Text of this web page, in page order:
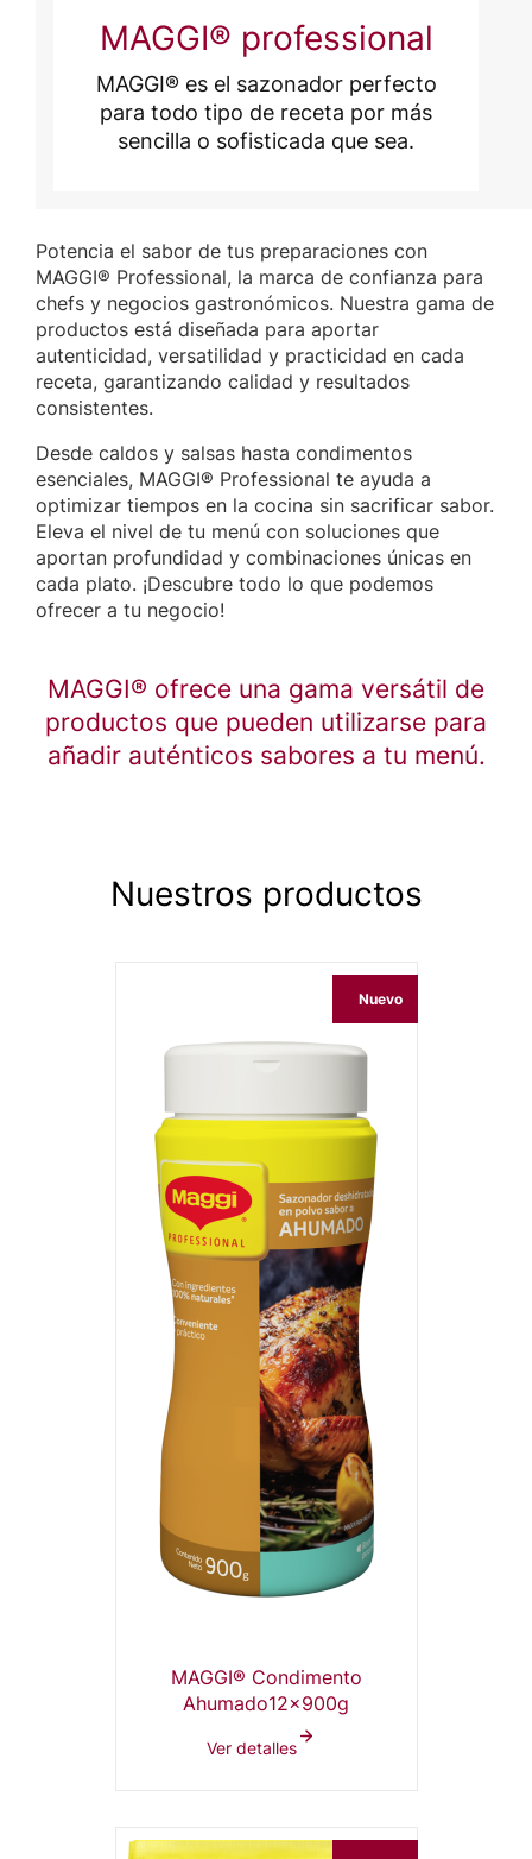
MAGGI® professional
MAGGI® es el sazonador perfecto
para todo tipo de receta por más
sencilla o sofisticada que sea.
Potencia el sabor de tus preparaciones con
MAGGI® Professional, la marca de confianza para
chefs y negocios gastronómicos. Nuestra gama de
productos está diseñada para aportar
autenticidad, versatilidad y practicidad en cada
receta, garantizando calidad y resultados
consistentes.
Desde caldos y salsas hasta condimentos
esenciales, MAGGI® Professional te ayuda a
optimizar tiempos en la cocina sin sacrificar sabor.
Eleva el nivel de tu menú con soluciones que
aportan profundidad y combinaciones únicas en
cada plato. ¡Descubre todo lo que podemos
ofrecer a tu negocio!
MAGGI® ofrece una gama versátil de
productos que pueden utilizarse para
añadir auténticos sabores a tu menú.
Nuestros productos
Nuevo
MAGGI® Condimento
Ahumado12x900g
Ver detalles